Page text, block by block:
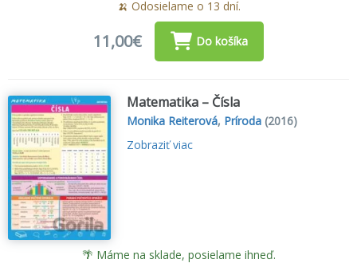
🍌 Odosielame o 13 dní.
11,00€ Do košíka
Matematika – Čísla
Monika Reiterová, Príroda (2016)
Zobraziť viac
🌴 Máme na sklade, posielame ihneď.